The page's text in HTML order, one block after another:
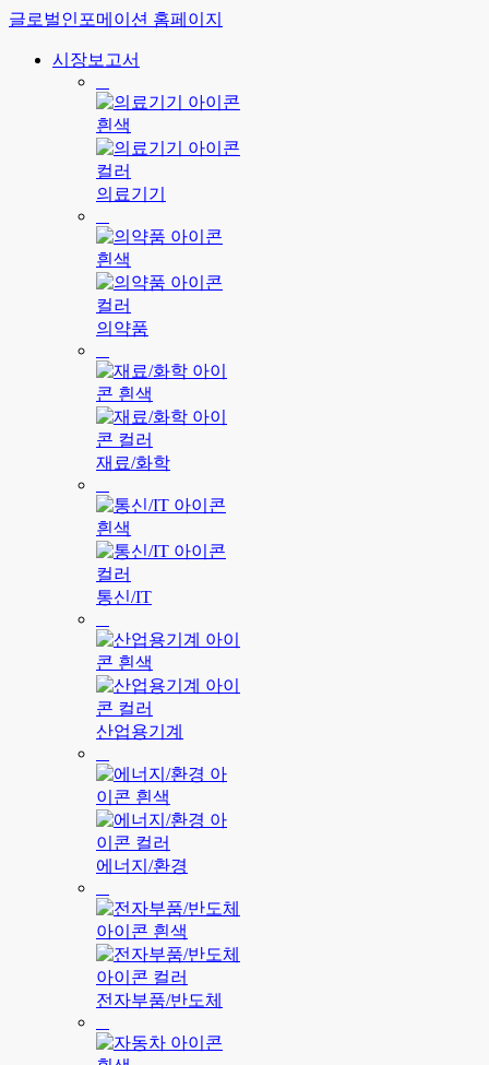
글로벌인포메이션 홈페이지
시장보고서
의료기기
의약품
재료/화학
통신/IT
산업용기계
에너지/환경
전자부품/반도체